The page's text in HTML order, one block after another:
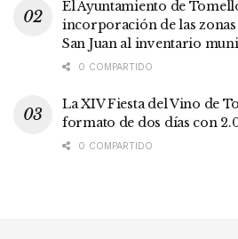
El Ayuntamiento de
incorporación de las
San Juan al inventario
0 COMPARTIDO
La XIV Fiesta del Vino de
formato de dos días con
0 COMPARTIDO